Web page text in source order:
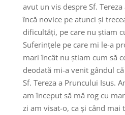
avut un vis despre Sf.
încă novice pe atunci și
dificultăți, pe care nu știam
Suferințele pe care mi le-a
mari încât nu știam cum să
deodată mi-a venit gândul
Sf. Tereza a Pruncului Isus.
am început să mă rog cu
zi am visat-o, ca și când mai